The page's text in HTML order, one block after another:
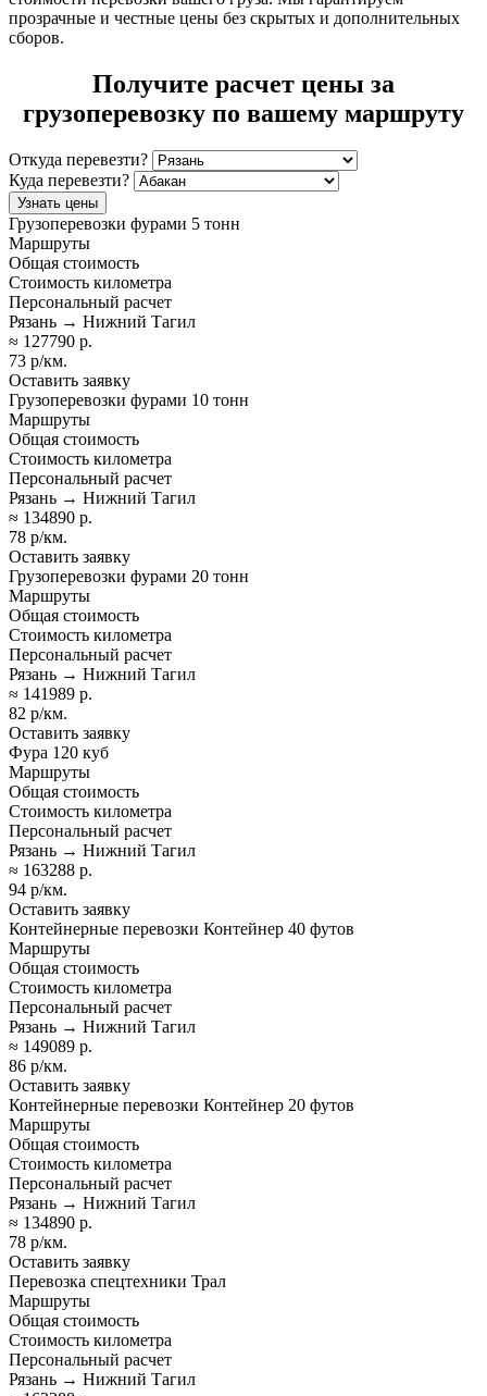
прозрачные и честные цены без скрытых и дополнительных
сборов.
Получите расчет цены за
грузоперевозку по вашему маршруту
Откуда перевезти?
Куда перевезти?
Узнать цены
Грузоперевозки фурами 5 тонн
Маршруты
Общая стоимость
Стоимость километра
Персональный расчет
Рязань → Нижний Тагил
≈ 127790 р.
73 р/км.
Оставить заявку
Грузоперевозки фурами 10 тонн
Маршруты
Общая стоимость
Стоимость километра
Персональный расчет
Рязань → Нижний Тагил
≈ 134890 р.
78 р/км.
Оставить заявку
Грузоперевозки фурами 20 тонн
Маршруты
Общая стоимость
Стоимость километра
Персональный расчет
Рязань → Нижний Тагил
≈ 141989 р.
82 р/км.
Оставить заявку
Фура 120 куб
Маршруты
Общая стоимость
Стоимость километра
Персональный расчет
Рязань → Нижний Тагил
≈ 163288 р.
94 р/км.
Оставить заявку
Контейнерные перевозки Контейнер 40 футов
Маршруты
Общая стоимость
Стоимость километра
Персональный расчет
Рязань → Нижний Тагил
≈ 149089 р.
86 р/км.
Оставить заявку
Контейнерные перевозки Контейнер 20 футов
Маршруты
Общая стоимость
Стоимость километра
Персональный расчет
Рязань → Нижний Тагил
≈ 134890 р.
78 р/км.
Оставить заявку
Перевозка спецтехники Трал
Маршруты
Общая стоимость
Стоимость километра
Персональный расчет
Рязань → Нижний Тагил